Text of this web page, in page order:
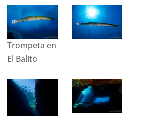
Trompeta en
El Balito